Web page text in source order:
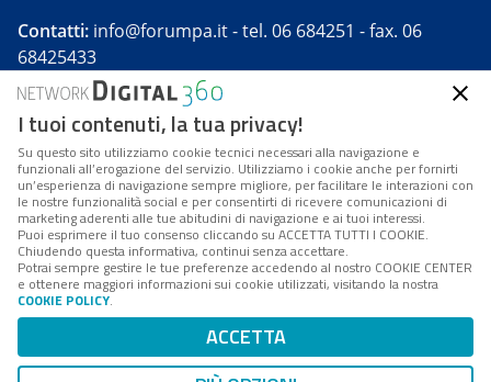
Contatti: info@forumpa.it- tel. 06 684251 - fax. 06
68425433
Forumpa.itè una pubblicazione telematica iscritta
presso Registro della stampa del Tribunale di Roma -
Reg. n. 182 del 2 maggio 2008 - Direttore resp. Michela
Stentella
FPA s.r.l. è società soggetta a Direzione e
Coordinamento da parte di Digital360 S.p.A. - FPA s.r.l.
è un'azienda certificata per il sistema di management
Codice Fiscale/Partita IVA n. 10693191008 - R.E.A. Roma
n. 1249791. ISP AWS
I tuoi contenuti, la tua privacy!
Su questo sito utilizziamo cookie tecnici necessari alla navigazione e
funzionali all’erogazione del servizio. Utilizziamo i cookie anche per fornirti
un’esperienza di navigazione sempre migliore, per facilitare le interazioni con
le nostre funzionalità social e per consentirti di ricevere comunicazioni di
marketing aderenti alle tue abitudini di navigazione e ai tuoi interessi.
Puoi esprimere il tuo consenso cliccando su ACCETTA TUTTI I COOKIE.
Chiudendo questa informativa, continui senza accettare.
Potrai sempre gestire le tue preferenze accedendo al nostro COOKIE CENTER
e ottenere maggiori informazioni sui cookie utilizzati, visitando la nostra
COOKIE POLICY.
ACCETTA